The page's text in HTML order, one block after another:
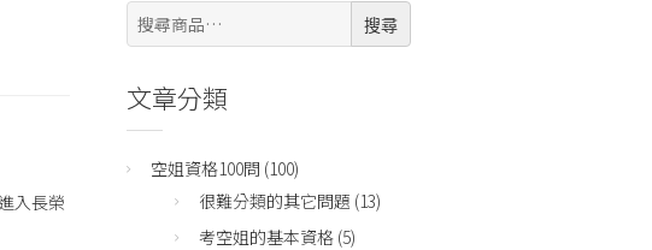
入長榮
搜
尋:
搜尋
文章分類
空姐資格100問 (100)
很難分類的其它問題 (13)
考空姐的基本資格(5)